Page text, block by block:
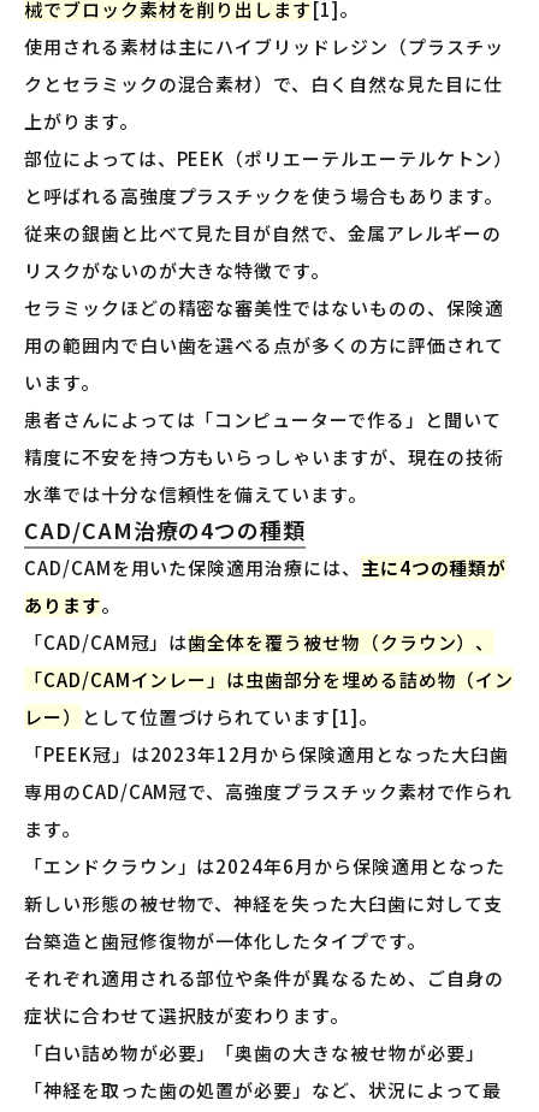
械でブロック素材を削り出します[1]。
使用される素材は主にハイブリッドレジン（プラスチッ
クとセラミックの混合素材）で、白く自然な見た目に仕
上がります。
部位によっては、PEEK（ポリエーテルエーテルケトン）
と呼ばれる高強度プラスチックを使う場合もあります。
従来の銀歯と比べて見た目が自然で、金属アレルギーの
リスクがないのが大きな特徴です。
セラミックほどの精密な審美性ではないものの、保険適
用の範囲内で白い歯を選べる点が多くの方に評価されて
います。
患者さんによっては「コンピューターで作る」と聞いて
精度に不安を持つ方もいらっしゃいますが、現在の技術
水準では十分な信頼性を備えています。
CAD/CAM治療の4つの種類
CAD/CAMを用いた保険適用治療には、 主に4つの種類が
あります。
「CAD/CAM冠」は歯全体を覆う被せ物（クラウン）、
「CAD/CAMインレー」は虫歯部分を埋める詰め物（イン
レー）
として位置づけられています[1]。
「PEEK冠」は2023年12月から保険適用となった大臼歯
専用のCAD/CAM冠で、高強度プラスチック素材で作られ
ます。
「エンドクラウン」は2024年6月から保険適用となった
新しい形態の被せ物で、神経を失った大臼歯に対して支
台築造と歯冠修復物が一体化したタイプです。
それぞれ適用される部位や条件が異なるため、ご自身の
症状に合わせて選択肢が変わります。
「白い詰め物が必要」「奥歯の大きな被せ物が必要」
「神経を取った歯の処置が必要」など、状況によって最